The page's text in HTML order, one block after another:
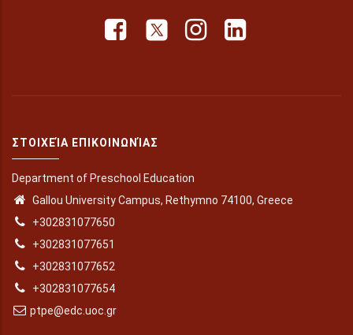
ΣΤΟΙΧΕΊΑ ΕΠΙΚΟΙΝΩΝΊΑΣ
Department of Preschool Education
Gallou University Campus, Rethymno 74100, Greece
+302831077650
+302831077651
+302831077652
+302831077654
ptpe@edc.uoc.gr